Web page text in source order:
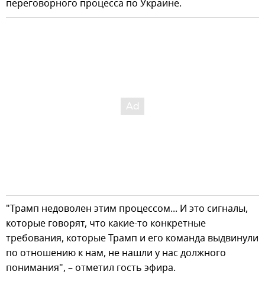
переговорного процесса по Украине.
"Трамп недоволен этим процессом... И это сигналы,
которые говорят, что какие-то конкретные
требования, которые Трамп и его команда выдвинули
по отношению к нам, не нашли у нас должного
понимания", – отметил гость эфира.